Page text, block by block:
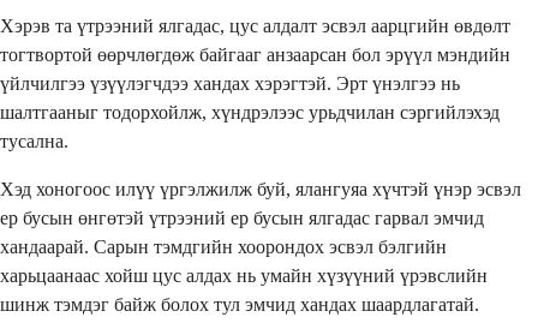
Хэрэв та үтрээний ялгадас, цус алдалт эсвэл аарцгийн өвдөлт
тогтвортой өөрчлөгдөж байгааг анзаарсан бол эрүүл мэндийн
үйлчилгээ үзүүлэгчдээ хандах хэрэгтэй. Эрт үнэлгээ нь
шалтгааныг тодорхойлж, хүндрэлээс урьдчилан сэргийлэхэд
тусална.
Хэд хоногоос илүү үргэлжилж буй, ялангуяа хүчтэй үнэр эсвэл
ер бусын өнгөтэй үтрээний ер бусын ялгадас гарвал эмчид
хандаарай. Сарын тэмдгийн хоорондох эсвэл бэлгийн
харьцаанаас хойш цус алдах нь умайн хүзүүний үрэвслийн
шинж тэмдэг байж болох тул эмчид хандах шаардлагатай.